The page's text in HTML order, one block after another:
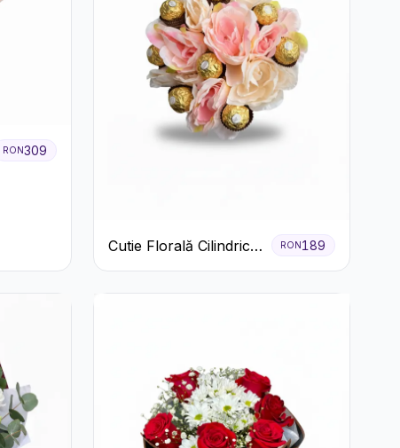
RON309
Cutie Florală Cilindrică
cu Ferrero Rocher și
RON189